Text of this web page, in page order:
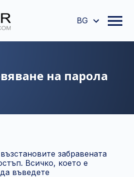
BG
на парола
забравената
Всичко, което е
въведете